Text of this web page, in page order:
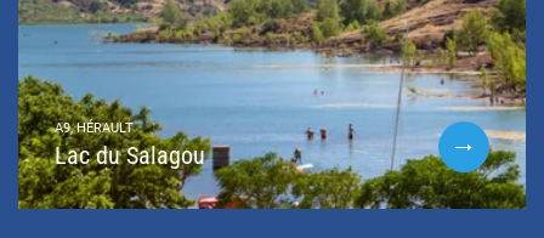
A9, HÉRAULT
Lac du Salagou